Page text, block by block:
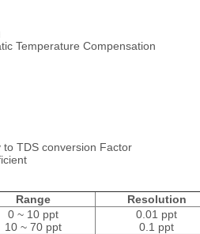
Temperature Compensation
to TDS conversion Factor
Range Resolution
0 ~ 10 ppt
10 ~ 70 ppt
0.01 ppt
0.1 ppt